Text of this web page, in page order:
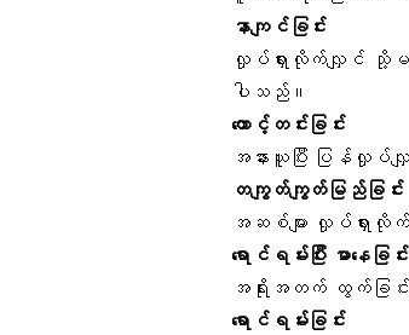
နာကျင်ခြင်း
လှုပ်ရှားလိုက်လျှင် သို့မ
ပါသည်။
တောင့်တင်းခြင်း
အနားယူပြီး ပြန်လှုပ်လျှ
တကျွတ်ကျွတ်မြည်ခြင်း
အဆစ်များ လှုပ်ရှားလို
ရောင်ရမ်းပြီး မာနေခြင်း
အရိုးအတက် ထွက်ခြင်းက
ရောင်ရမ်းခြင်း